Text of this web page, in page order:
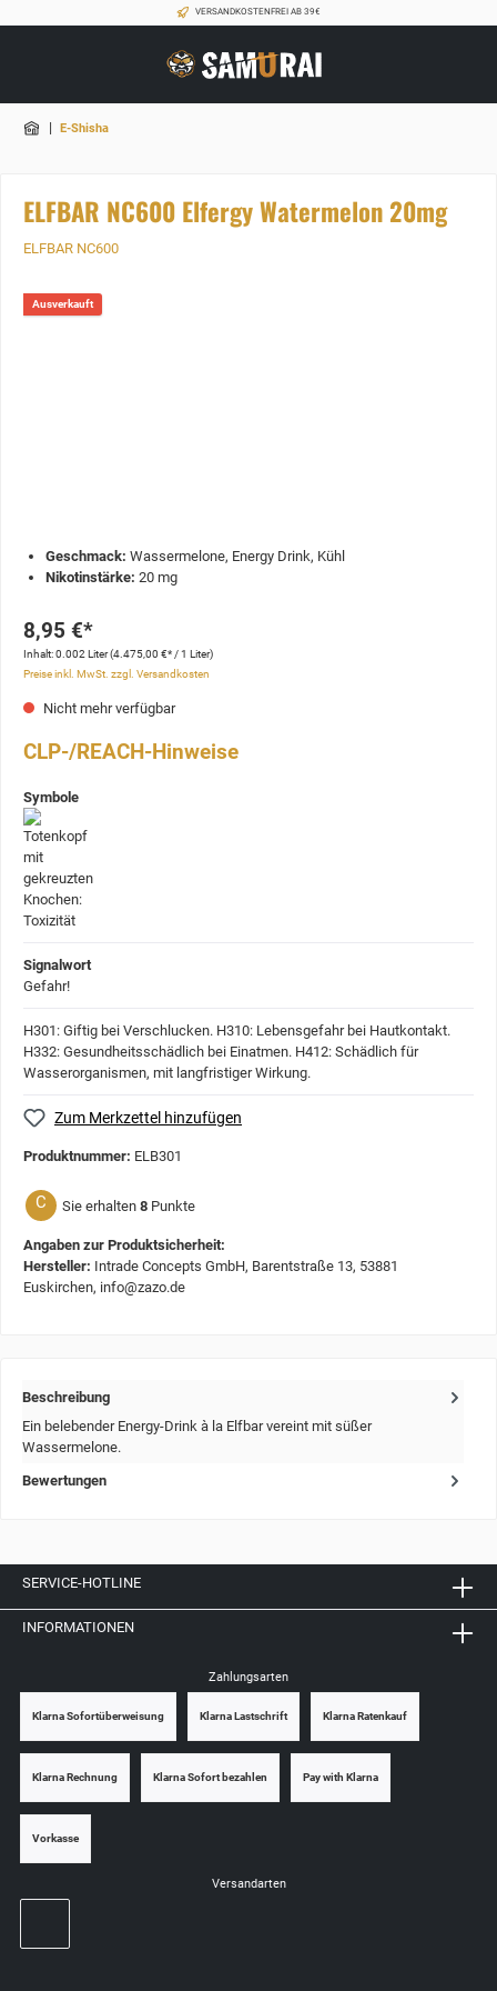
VERSANDKOSTENFREI AB 39€
| E-Shisha
ELFBAR NC600 Elfergy Watermelon 20mg
ELFBAR NC600
Ausverkauft
Geschmack: Wassermelone, Energy Drink, Kühl
Nikotinstärke: 20 mg
8,95 €*
Inhalt:0.002 Liter(4.475,00 €* / 1 Liter)
Preise inkl. MwSt. zzgl. Versandkosten
Nicht mehr verfügbar
CLP-/REACH-Hinweise
Symbole
Signalwort
Gefahr!
H301: Giftig bei Verschlucken. H310: Lebensgefahr bei Hautkontakt.
H332: Gesundheitsschädlich bei Einatmen. H412: Schädlich für
Wasserorganismen, mit langfristiger Wirkung.
Zum Merkzettel hinzufügen
Produktnummer: ELB301
C Sie erhalten 8 Punkte
Angaben zur Produktsicherheit:
Hersteller: Intrade Concepts GmbH, Barentstraße 13, 53881
Euskirchen, info@zazo.de
Beschreibung
Ein belebender Energy-Drink à la Elfbar vereint mit süßer
Wassermelone.
Bewertungen
SERVICE-HOTLINE
INFORMATIONEN
Zahlungsarten
Klarna Sofortüberweisung Klarna Lastschrift Klarna Ratenkauf
Klarna Rechnung Klarna Sofort bezahlen Pay with Klarna
Vorkasse
Versandarten